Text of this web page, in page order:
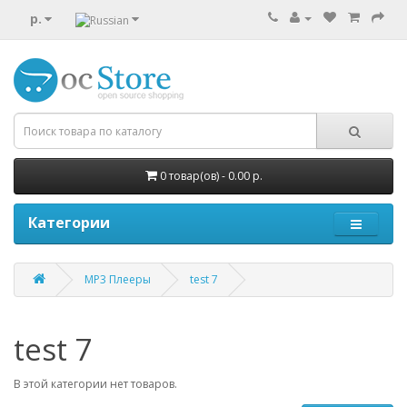
р.
0 товар(ов) - 0.00 р.
Категории
MP3 Плееры test 7
test 7
В этой категории нет товаров.